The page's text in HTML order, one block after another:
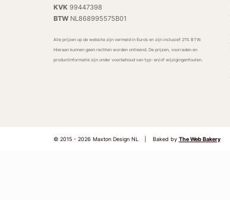
KVK 99447398
BTWNL868995575B01
Alle prijzen op de website zijn vermeld in Euro’s en zijn inclusief 21% BTW.
Hieraan kunnen geen rechten worden ontleend. De prijzen, voorraden en
productinformatie zijn onder voorbehoud van typ- en/of wijzigingenfouten.
© 2015 - 2026 Maxton Design NL Baked by The Web Bakery